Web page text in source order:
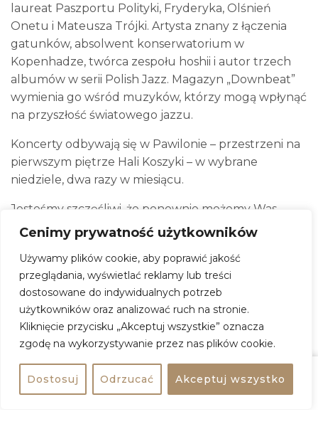
Cenimy prywatność użytkowników
Używamy plików cookie, aby poprawić jakość
przeglądania, wyświetlać reklamy lub treści
dostosowane do indywidualnych potrzeb
użytkowników oraz analizować ruch na stronie.
Kliknięcie przycisku „Akceptuj wszystkie” oznacza
zgodę na wykorzystywanie przez nas plików cookie.
Dostosuj Odrzucać Akceptuj wszystko
laureat Paszportu Polityki, Fryderyka, Olśnień
Onetu i Mateusza Trójki. Artysta znany z łączenia
gatunków, absolwent konserwatorium w
Kopenhadze, twórca zespołu hoshii i autor trzech
albumów w serii Polish Jazz. Magazyn „Downbeat”
wymienia go wśród muzyków, którzy mogą wpłynąć
na przyszłość światowego jazzu.
Koncerty odbywają się w Pawilonie – przestrzeni na
pierwszym piętrze Hali Koszyki – w wybrane
niedziele, dwa razy w miesiącu.
Jesteśmy szczęśliwi, że ponownie możemy Was
zaprosić. Nowy sezon, nowa energia.
Ignacy / Muzyczny Pawilon 2.0 – koncert
Kiedy:26 kwietnia 2026, godz. 19:00
Gdzie:Hala Targowa Koszyki
Adres:Koszykowa 63, 00-667 Warszawa
Wstęp:65 zł
Kup bilet Udostępnij